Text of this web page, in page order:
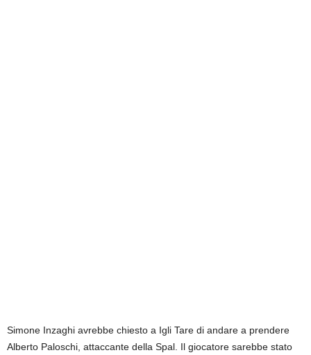
Simone Inzaghi avrebbe chiesto a Igli Tare di andare a prendere
Alberto Paloschi, attaccante della Spal. Il giocatore sarebbe stato